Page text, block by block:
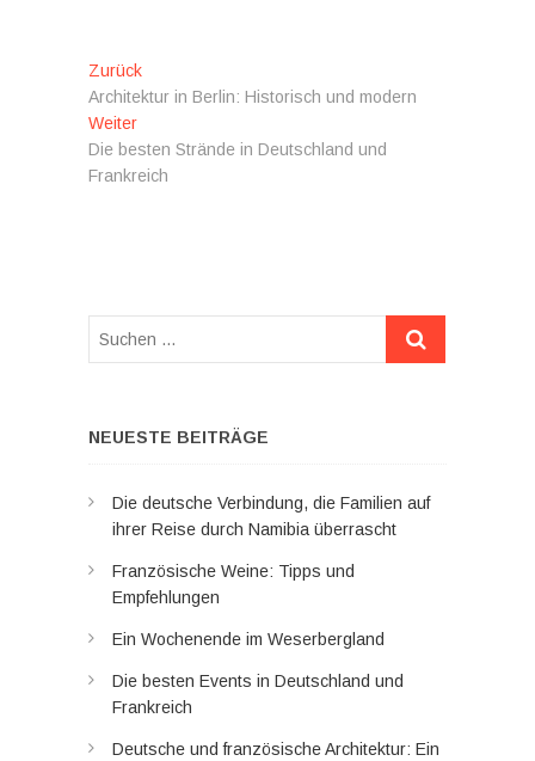
Beitragsnavigation
ZurückVorheriger
Beitrag:
Architektur in Berlin: Historisch und modern
WeiterNächster
Beitrag:
Die besten Strände in Deutschland und
Frankreich
Suchen
NEUESTE BEITRÄGE
Die deutsche Verbindung, die Familien auf
ihrer Reise durch Namibia überrascht
Französische Weine: Tipps und
Empfehlungen
Ein Wochenende im Weserbergland
Die besten Events in Deutschland und
Frankreich
Deutsche und französische Architektur: Ein